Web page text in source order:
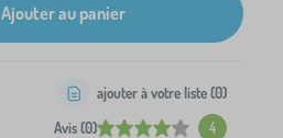
Ajouter au panier
Avis (0) 4
ajouter à votre liste (0)